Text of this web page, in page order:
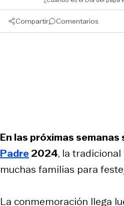
Compartir Comentarios
En las próximas semanas
Padre2024, la
muchas familias para
La conmemoración llega